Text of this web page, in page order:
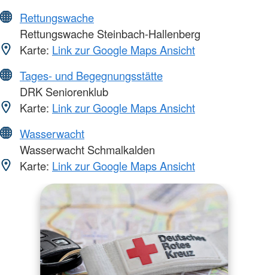
Rettungswache
Rettungswache Steinbach-Hallenberg
Karte: Link zur Google Maps Ansicht
Tages- und Begegnungsstätte
DRK Seniorenklub
Karte: Link zur Google Maps Ansicht
Wasserwacht
Wasserwacht Schmalkalden
Karte: Link zur Google Maps Ansicht